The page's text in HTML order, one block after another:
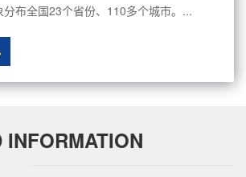
布全国23个省份、110多个城市。...
INFORMATION